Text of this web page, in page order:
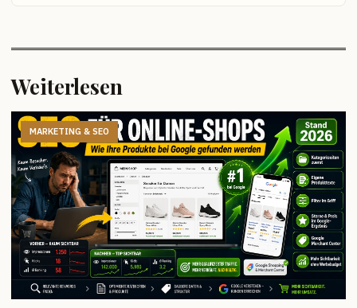
Weiterlesen
MARKETING & SEO